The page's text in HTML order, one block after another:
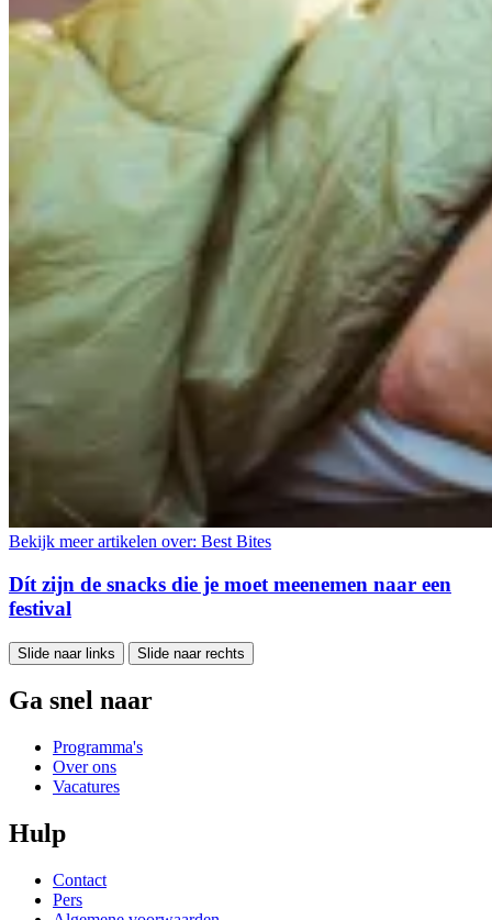
Bekijk meer artikelen over: Best Bites
Dít zijn de snacks die je moet meenemen naar een
festival
Slide naar links Slide naar rechts
Ga snel naar
Programma's
Over ons
Vacatures
Hulp
Contact
Pers